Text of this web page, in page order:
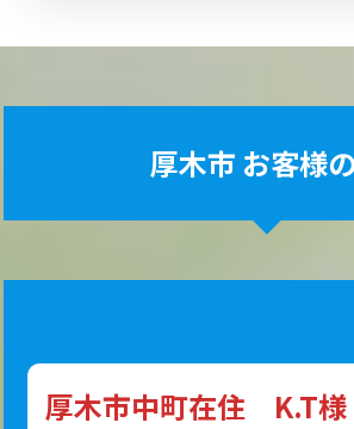
厚木市 お客様
厚木市中町在住 K.T様